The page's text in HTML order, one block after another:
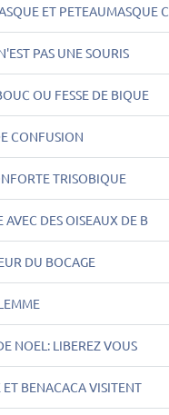
ET PETEAUMASQUE C
PAS UNE SOURIS
OU FESSE DE BIQUE
CONFUSION
TRISOBIQUE
AVEC DES OISEAUX DE B
DU BOCAGE
NOEL: LIBEREZ VOUS
ET BENACACA VISITENT